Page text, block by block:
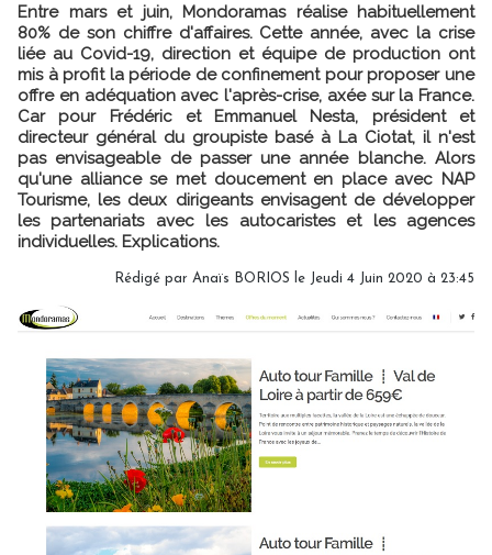
Entre mars et juin, Mondoramas réalise habituellement
80% de son chiffre d'affaires. Cette année, avec la crise
liée au Covid-19, direction et équipe de production ont
mis à profit la période de confinement pour proposer une
offre en adéquation avec l'après-crise, axée sur la France.
Car pour Frédéric et Emmanuel Nesta, président et
directeur général du groupiste basé à La Ciotat, il n'est
pas envisageable de passer une année blanche. Alors
qu'une alliance se met doucement en place avec NAP
Tourisme, les deux dirigeants envisagent de développer
les partenariats avec les autocaristes et les agences
individuelles. Explications.
Rédigé par Anaïs BORIOS le Jeudi 4 Juin 2020 à 23:45